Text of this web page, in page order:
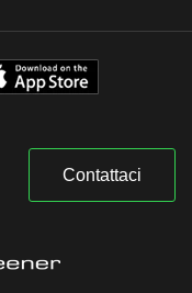
Contattaci